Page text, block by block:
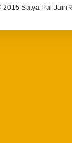
2015 Satya Pal Jain